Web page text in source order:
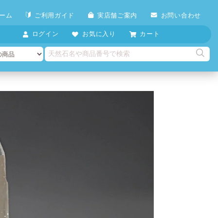
ム ご利用ガイド 実店舗ご案内 お問い合わせ
ログイン お気に入り カート